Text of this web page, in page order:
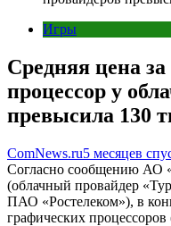
Игры
Средняя цена
процессор у
превысила 130
ComNews.ru5 месяцев
Согласно сообщению АО
(облачный провайдер
ПАО «Ростелеком»), в
графических